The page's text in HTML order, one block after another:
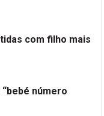
com filho mais
número